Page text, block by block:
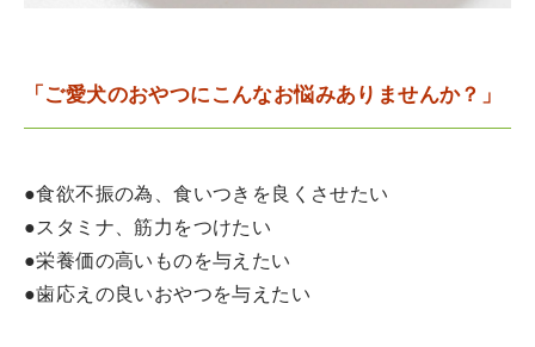
「ご愛犬のおやつにこんなお悩みありませんか？」
●食欲不振の為、食いつきを良くさせたい
●スタミナ、筋力をつけたい
●栄養価の高いものを与えたい
●歯応えの良いおやつを与えたい